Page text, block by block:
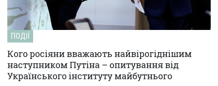
ПОДІЇ
Кого росіяни вважають найвірогіднішим
наступником Путіна – опитування від
Українського інституту майбутнього